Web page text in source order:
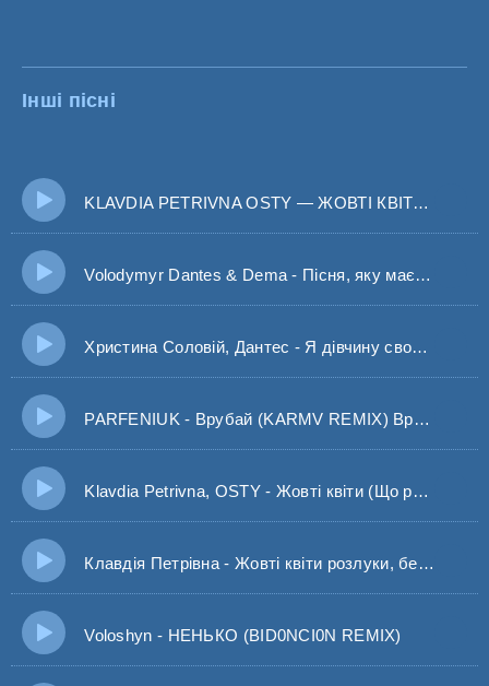
Інші пісні
KLAVDIA PETRIVNA OSTY — ЖОВТІ КВІТИ (BID0NCI0N REMIX) Жовті квіти розлуки березневі наші муки
Volodymyr Dantes & Dema - Пісня, яку має виконати чоловік (KARMV REMIX)
Христина Соловій, Дантес - Я дівчину свою милу знаю, виглядаю
PARFENIUK - Врубай (KARMV REMIX) Врубай і дай по газам хто б що не казав забудь
Klavdia Petrivna, OSTY - Жовті квіти (Що робили наші губи)
Клавдія Петрівна - Жовті квіти розлуки, березневі наші муки
Voloshyn - НЕНЬКО (BID0NCI0N REMIX)